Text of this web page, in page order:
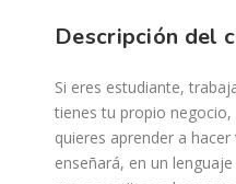
Descripción del
Si eres estudiante,
tienes tu propio
quieres aprender a
enseñará, en un